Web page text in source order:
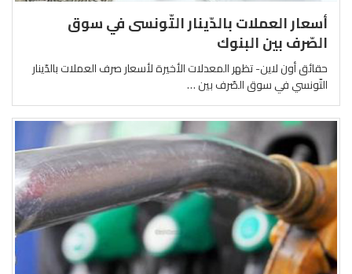
أسعار العملات بالدّينار التّونسى في سوق
الصّرف بين البنوك
حقائق أون لاين- تظهر المعدلات الأخيرة لأسعار صرف العملات بالدّينار
التّونسي في سوق الصّرف بين …